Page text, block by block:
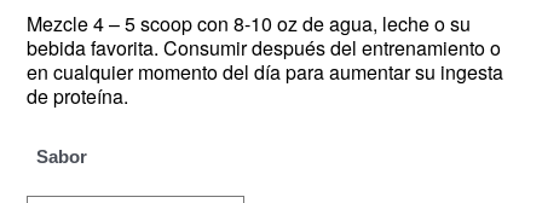
Mezcle 4 – 5 scoop con 8-10 oz de agua, leche o su
bebida favorita. Consumir después del entrenamiento o
en cualquier momento del día para aumentar su ingesta
de proteína.
Sabor